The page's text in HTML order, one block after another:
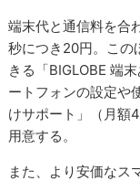
端末代と通信料を合
秒につき20円。この
きる「BIGLOBE 端
ートフォンの設定や
けサポート」（月額
用意する。
また、より安価なス